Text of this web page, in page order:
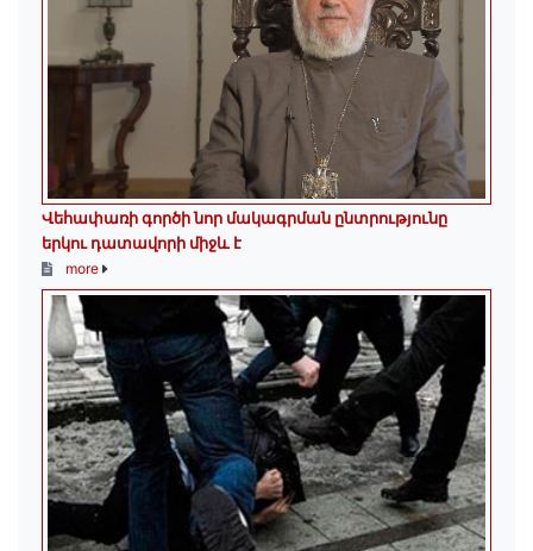
Վեհափառի գործի նոր մակագրման ընտրությունը
երկու դատավորի միջև է
more